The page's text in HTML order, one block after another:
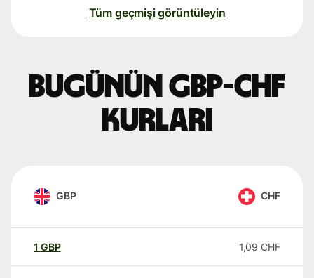
Tüm geçmişi görüntüleyin
Bugünün GBP-CHF
kurları
GBP CHF
1 GBP 1,09 CHF